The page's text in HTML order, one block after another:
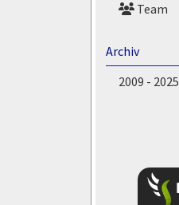
Team
Archiv
2009 - 2025